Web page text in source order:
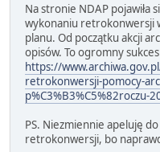
Na stronie NDAP pojawiła
wykonaniu retrokonwersji
planu. Od początku akcji
opisów. To ogromny sukces
https://
retrokonwersji-pomocy-
p%C3%B3%C5%82roczu-
PS. Niezmiennie apeluję
retrokonwersji, bo